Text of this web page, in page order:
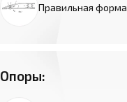
Правильная форма
Опоры: